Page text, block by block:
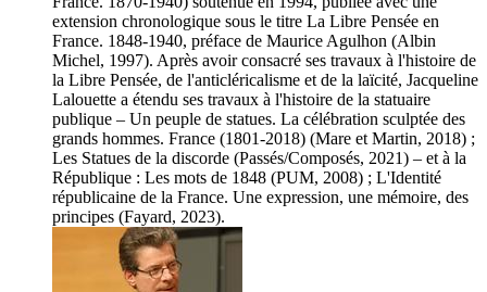
extension chronologique sous le titre La Libre Pensée en
France. 1848-1940, préface de Maurice Agulhon (Albin
Michel, 1997). Après avoir consacré ses travaux à l'histoire de
la Libre Pensée, de l'anticléricalisme et de la laïcité, Jacqueline
Lalouette a étendu ses travaux à l'histoire de la statuaire
publique – Un peuple de statues. La célébration sculptée des
grands hommes. France (1801-2018) (Mare et Martin, 2018) ;
Les Statues de la discorde (Passés/Composés, 2021) – et à la
République : Les mots de 1848 (PUM, 2008) ; L'Identité
républicaine de la France. Une expression, une mémoire, des
principes (Fayard, 2023).